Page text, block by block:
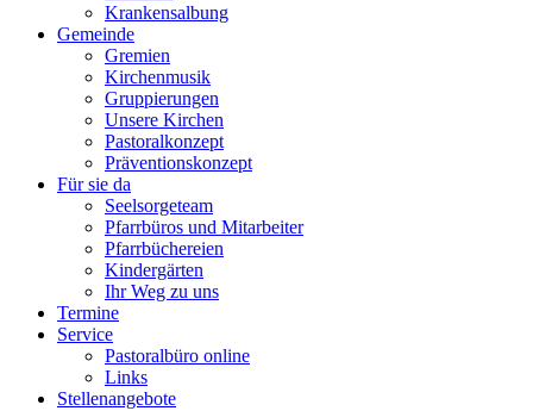
Krankensalbung
Gemeinde
Gremien
Kirchenmusik
Gruppierungen
Unsere Kirchen
Pastoralkonzept
Präventionskonzept
Für sie da
Seelsorgeteam
Pfarrbüros und Mitarbeiter
Pfarrbüchereien
Kindergärten
Ihr Weg zu uns
Termine
Service
Pastoralbüro online
Links
Stellenangebote